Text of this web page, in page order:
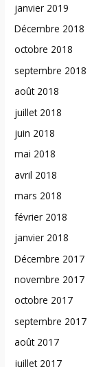
janvier 2019
Décembre 2018
octobre 2018
septembre 2018
août 2018
juillet 2018
juin 2018
mai 2018
avril 2018
mars 2018
février 2018
janvier 2018
Décembre 2017
novembre 2017
octobre 2017
septembre 2017
août 2017
juillet 2017